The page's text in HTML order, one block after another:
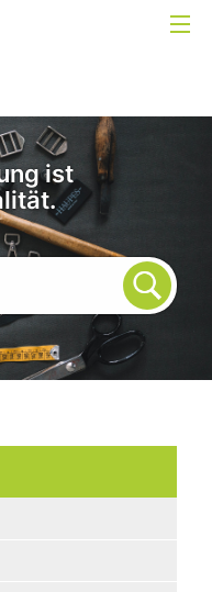
ist